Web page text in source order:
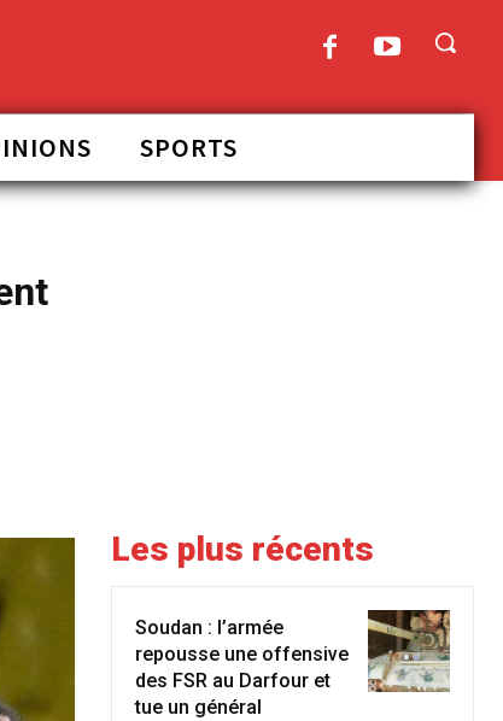
SPORTS
Les plus récents
Soudan : l’armée
repousse une offensive
des FSR au Darfour et
tue un général